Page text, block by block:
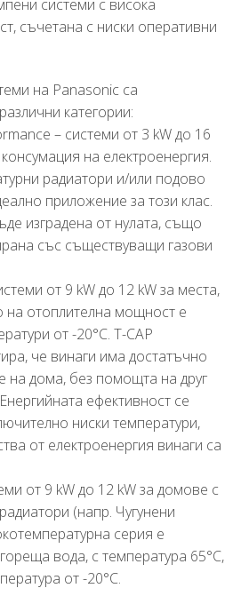
системи с висока
съчетана с ниски оперативни
на Panasonic са
категории:
– системи от 3 kW до 16
на електроенергия.
радиатори и/или подово
приложение за този клас.
изградена от нулата, също
със съществуващи газови
от 9 kW до 12 kW за места,
на отоплителна мощност е
от -20°C. T-CAP
че винаги има достатъчно
на дома, без помощта на друг
ефективност се
ниски температури,
от електроенергия винаги са
от 9 kW до 12 kW за домове с
(напр. Чугунени
серия е
вода, с температура 65°C,
от -20°C.